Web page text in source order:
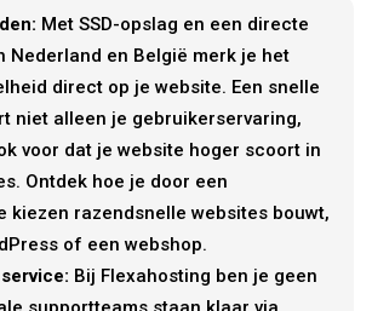
Met SSD-opslag en een directe
en België merk je het
direct op je website. Een snelle
niet alleen je gebruikerservaring,
voor dat je website hoger scoort in
Ontdek hoe je door een
kiezen razendsnelle websites bouwt,
of een webshop.
Bij Flexahosting ben je geen